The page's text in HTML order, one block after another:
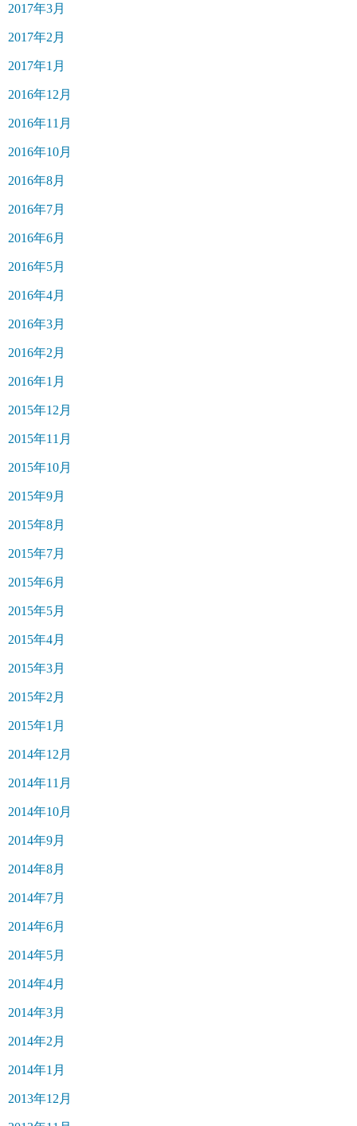
2017年3月
2017年2月
2017年1月
2016年12月
2016年11月
2016年10月
2016年8月
2016年7月
2016年6月
2016年5月
2016年4月
2016年3月
2016年2月
2016年1月
2015年12月
2015年11月
2015年10月
2015年9月
2015年8月
2015年7月
2015年6月
2015年5月
2015年4月
2015年3月
2015年2月
2015年1月
2014年12月
2014年11月
2014年10月
2014年9月
2014年8月
2014年7月
2014年6月
2014年5月
2014年4月
2014年3月
2014年2月
2014年1月
2013年12月